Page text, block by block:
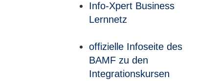
Info-Xpert Business
Lernnetz
offizielle Infoseite des
BAMF zu den
Integrationskursen